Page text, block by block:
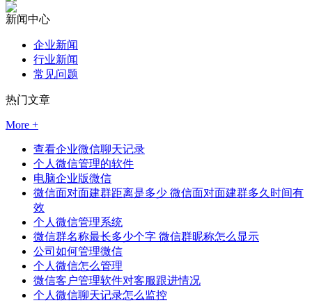
新闻中心
企业新闻
行业新闻
常见问题
热门文章
More +
查看企业微信聊天记录
个人微信管理的软件
电脑企业版微信
微信面对面建群距离是多少 微信面对面建群多久时间有
效
个人微信管理系统
微信群名称最长多少个字 微信群昵称怎么显示
公司如何管理微信
个人微信怎么管理
微信客户管理软件对客服跟进情况
个人微信聊天记录怎么监控